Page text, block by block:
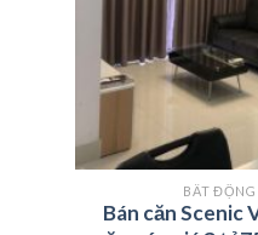
BẤT ĐỘNG
Bán căn Scenic